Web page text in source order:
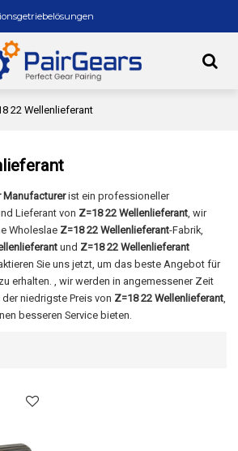
22 Wellenlieferant
Manufacturerist ein professioneller
Lieferant von Z=18 22 Wellenlieferant, wir
Wholeslae Z=18 22 Wellenlieferant-Fabrik,
und Z=18 22 Wellenlieferant
Sie uns jetzt, um das beste Angebot für
zu erhalten. , wir werden in angemessener Zeit
niedrigste Preis von Z=18 22 Wellenlieferant,
besseren Service bieten.